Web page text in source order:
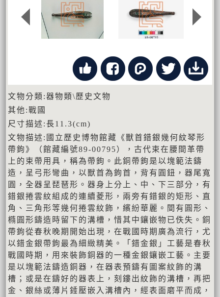
文物分類:器物類\歷史文物
其他:戰國
尺寸描述:長11.3(cm)
文物描述:國立歷史博物館藏《獸首錯銀幾何紋琴形
帶鉤》（館藏編號89-00795），古代束在腰間革帶
上的束帶用具，稱為帶鉤。此銅帶鉤是以塊範法鑄
造，呈弓形彎曲，以獸首為鉤首，背有圓鈕，器尾寬
圓，全器呈琵琶形。器身上分上、中、下三部分，有
錯銀捲雲紋組成的連續菱形，兩旁有錯銀的矩形、直
角、三角形等幾何捲雲紋飾，繽紛華麗。間有圓形、
橢圓形鑄造時留下的溝槽，惜其中鑲嵌物已佚失。銅
帶鉤從春秋晚期開始出現，在戰國時期廣為流行，尤
以錯金銀帶鉤最為細緻精美。「錯金銀」工藝是春秋
戰國時期，用來裝飾銅器的一種金銀鑲嵌工藝。主要
是以塊範法鑄造銅器，在器表預鑄有圖案紋飾的溝
槽；或是在鑄好的器表上，刻鏤出紋飾的溝槽，再把
金、銀絲或薄片錘壓嵌入溝槽內，經表面磨平而成，